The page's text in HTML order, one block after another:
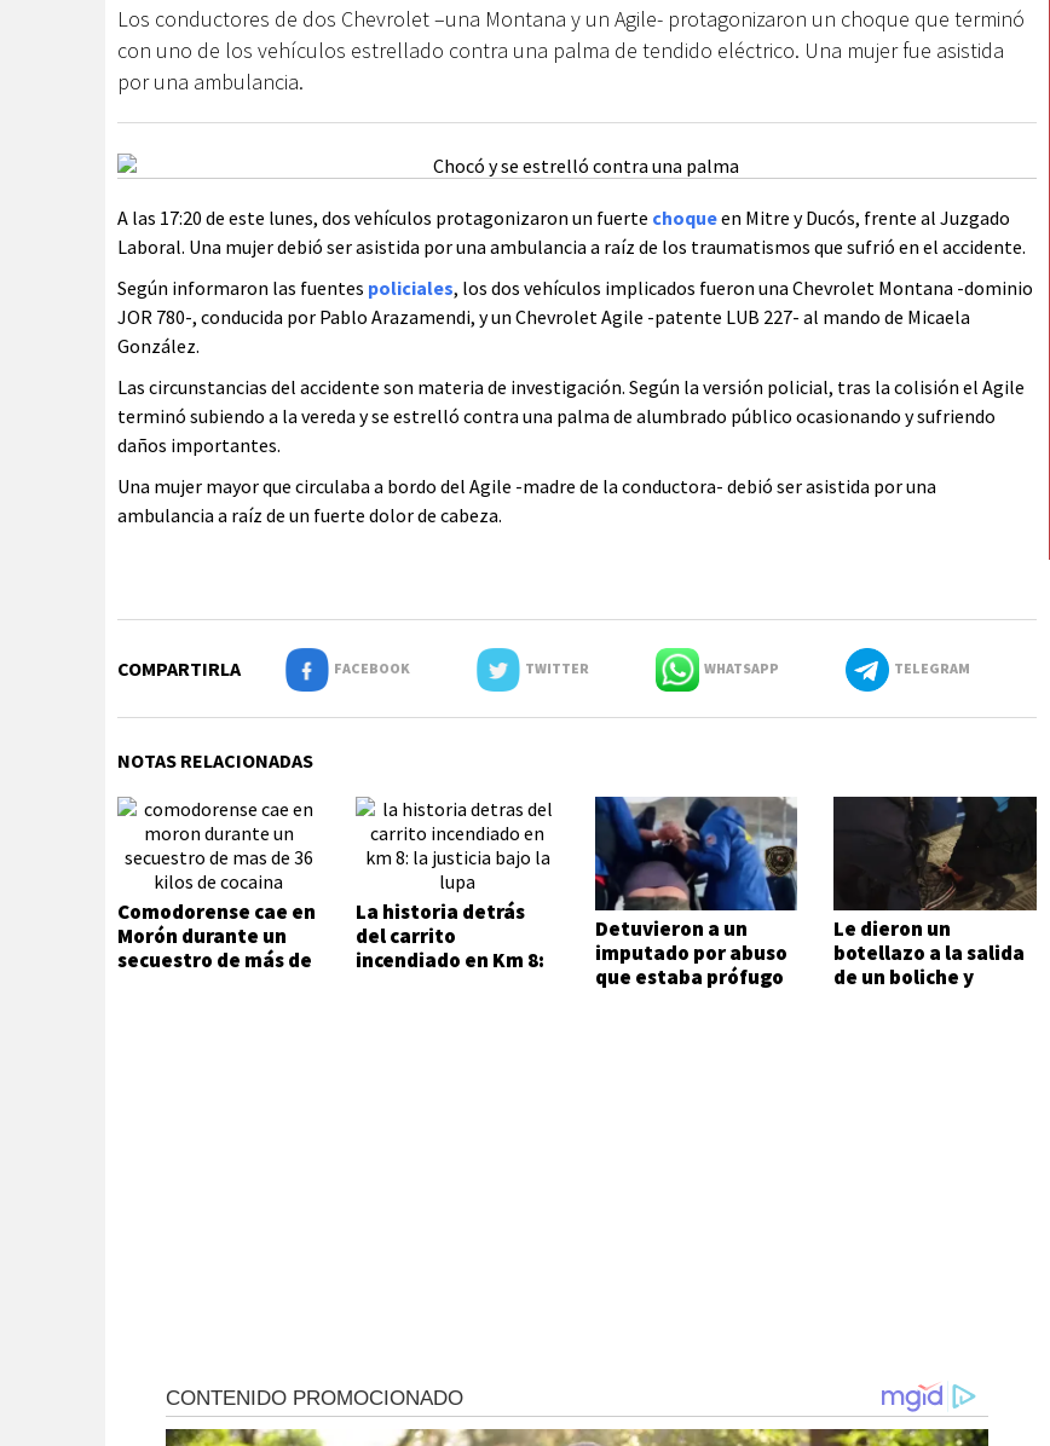
Los conductores de dos Chevrolet –una Montana y un Agile- protagonizaron un choque que terminó
con uno de los vehículos estrellado contra una palma de tendido eléctrico. Una mujer fue asistida
por una ambulancia.
A las 17:20 de este lunes, dos vehículos protagonizaron un fuerte choqueen Mitre y Ducós, frente al Juzgado
Laboral. Una mujer debió ser asistida por una ambulancia a raíz de los traumatismos que sufrió en el accidente.
Según informaron las fuentes policiales, los dos vehículos implicados fueron una Chevrolet Montana -dominio
JOR 780-, conducida por Pablo Arazamendi, y un Chevrolet Agile -patente LUB 227- al mando de Micaela
González.
Las circunstancias del accidente son materia de investigación. Según la versión policial, tras la colisión el Agile
terminó subiendo a la vereda y se estrelló contra una palma de alumbrado público ocasionando y sufriendo
daños importantes.
Una mujer mayor que circulaba a bordo del Agile -madre de la conductora- debió ser asistida por una
ambulancia a raíz de un fuerte dolor de cabeza.
COMPARTIRLA FACEBOOK TWITTER WHATSAPP TELEGRAM
NOTAS RELACIONADAS
Comodorense cae en
Morón durante un
secuestro de más de
La historia detrás
del carrito
incendiado en Km 8:
Detuvieron a un
imputado por abuso
que estaba prófugo
Le dieron un
botellazo a la salida
de un boliche y